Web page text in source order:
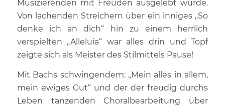
Musizierenden mit Freuden ausgelebt wurde.
Von lachenden Streichern über ein inniges „So
denke ich an dich“ hin zu einem herrlich
verspielten „Alleluia“ war alles drin und Topf
zeigte sich als Meister des Stilmittels Pause!
Mit Bachs schwingendem: „Mein alles in allem,
mein ewiges Gut“ und der der freudig durchs
Leben tanzenden Choralbearbeitung über